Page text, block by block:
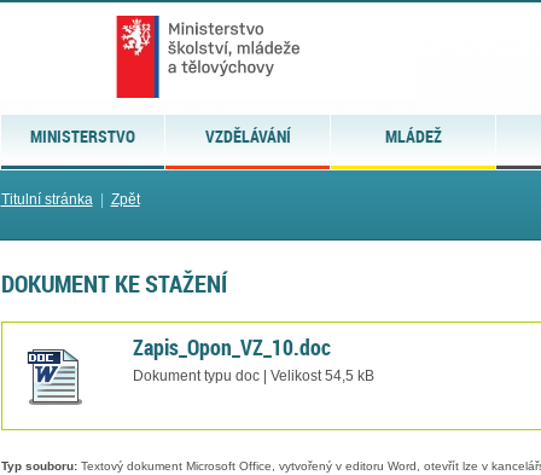
MINISTERSTVO VZDĚLÁVÁNÍ MLÁDEŽ
Titulní stránka| Zpět
DOKUMENT KE STAŽENÍ
Zapis_Opon_VZ_10.doc
Dokument typu doc | Velikost 54,5 kB
Typ souboru:Textový dokument Microsoft Office, vytvořený v editoru Word, otevřít lze v